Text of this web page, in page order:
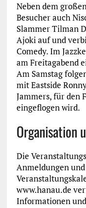
Neben dem
Besucher auch
Slammer Tilman
Ajoki auf und
Comedy. Im
am Freitagabend
Am Samstag
mit Eastside
Jammers, für den
eingeflogen wird.
Organisation
Die
Anmeldungen
www.hanau.de
Informationen